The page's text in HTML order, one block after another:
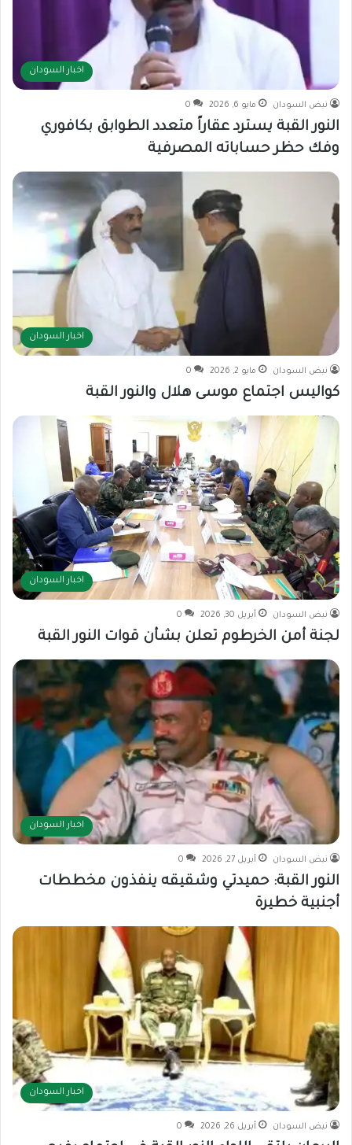
اخبار السودان
نبض السودان مايو 6, 2026 0
النور القبة يسترد عقاراً متعدد الطوابق بكافوري
وفك حظر حساباته المصرفية
اخبار السودان
نبض السودان مايو 2, 2026 0
كواليس اجتماع موسى هلال والنور القبة
اخبار السودان
نبض السودان أبريل 30, 2026 0
لجنة أمن الخرطوم تعلن بشأن قوات النور القبة
اخبار السودان
نبض السودان أبريل 27, 2026 0
النور القبة: حميدتي وشقيقه ينفذون مخططات
أجنبية خطيرة
اخبار السودان
نبض السودان أبريل 26, 2026 0